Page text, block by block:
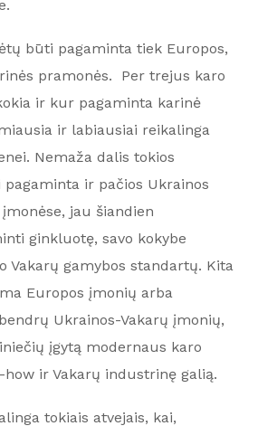
būti pagaminta tiek Europos,
pramonės. Per trejus karo
ir kur pagaminta karinė
ir labiausiai reikalinga
Nemaža dalis tokios
ir pačios Ukrainos
jau šiandien
ginkluotę, savo kokybe
Vakarų gamybos standartų. Kita
Europos įmonių arba
Ukrainos-Vakarų įmonių,
įgytą modernaus karo
ir Vakarų industrinę galią.
tokiais atvejais, kai,